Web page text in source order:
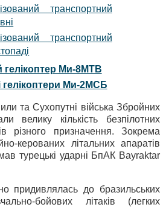
транспортний
транспортний
гелікоптер Ми-8МТВ
гелікоптери Ми-2МСБ
та Сухопутні війська Збройних
велику кількість безпілотних
різного призначення. Зокрема
керованих літальних апаратів
турецькі ударні БпАК Bayraktar
придивлялась до бразильських
бойових літаків (легких